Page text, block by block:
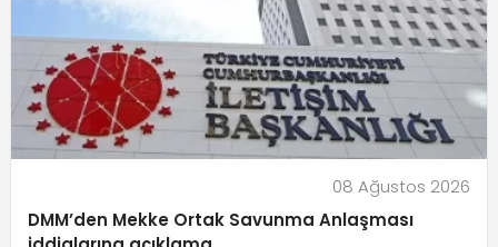
08 Ağustos 2026
DMM’den Mekke Ortak Savunma Anlaşması